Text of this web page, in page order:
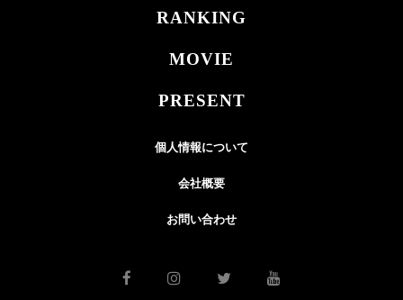
RANKING
MOVIE
PRESENT
個人情報について
会社概要
お問い合わせ